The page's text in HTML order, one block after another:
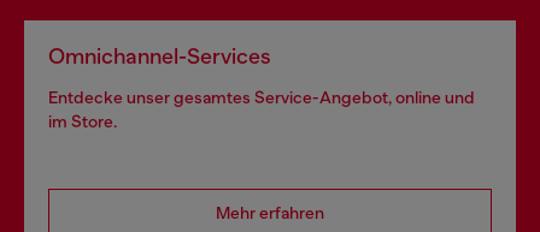
Omnichannel-Services
Entdecke unser gesamtes Service-Angebot, online und
im Store.
Mehr erfahren